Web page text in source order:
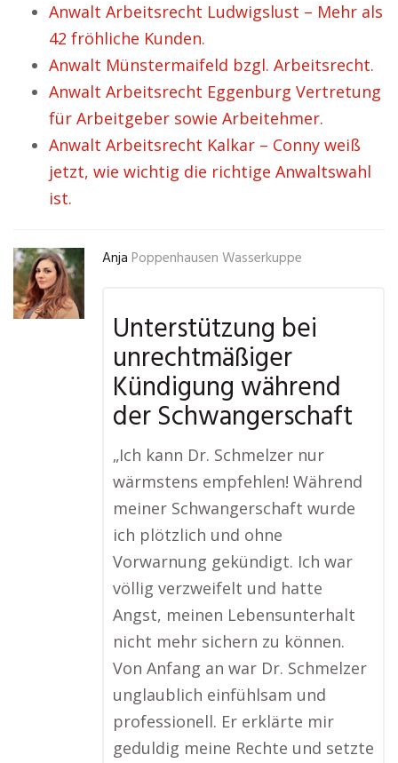
Anwalt Arbeitsrecht Ludwigslust – Mehr als
42 fröhliche Kunden.
Anwalt Münstermaifeld bzgl. Arbeitsrecht.
Anwalt Arbeitsrecht Eggenburg Vertretung
für Arbeitgeber sowie Arbeitehmer.
Anwalt Arbeitsrecht Kalkar – Conny weiß
jetzt, wie wichtig die richtige Anwaltswahl
ist.
Anja Poppenhausen Wasserkuppe
Unterstützung bei
unrechtmäßiger
Kündigung während
der Schwangerschaft
„Ich kann Dr. Schmelzer nur
wärmstens empfehlen! Während
meiner Schwangerschaft wurde
ich plötzlich und ohne
Vorwarnung gekündigt. Ich war
völlig verzweifelt und hatte
Angst, meinen Lebensunterhalt
nicht mehr sichern zu können.
Von Anfang an war Dr. Schmelzer
unglaublich einfühlsam und
professionell. Er erklärte mir
geduldig meine Rechte und setzte